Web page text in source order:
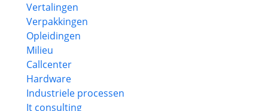
Vertalingen
Verpakkingen
Opleidingen
Milieu
Callcenter
Hardware
Industriele processen
It consulting